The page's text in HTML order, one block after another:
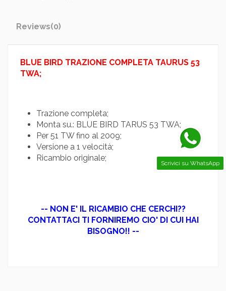
Reviews(0)
BLUE BIRD TRAZIONE COMPLETA TAURUS 53
TWA;
Trazione completa;
Monta su.: BLUE BIRD TARUS 53 TWA;
Per 51 TW fino al 2009;
Versione a 1 velocità;
Ricambio originale;
-- NON E' IL RICAMBIO CHE CERCHI??
CONTATTACI TI FORNIREMO CIO' DI CUI HAI
BISOGNO!! --
Scrivici su WhatsApp